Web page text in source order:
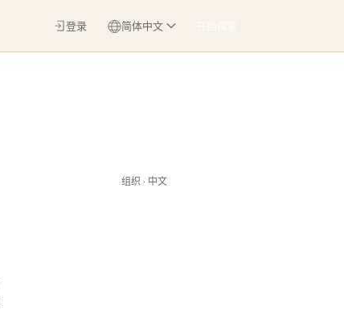
开始探索
登录 简体中文
组织 · 中文